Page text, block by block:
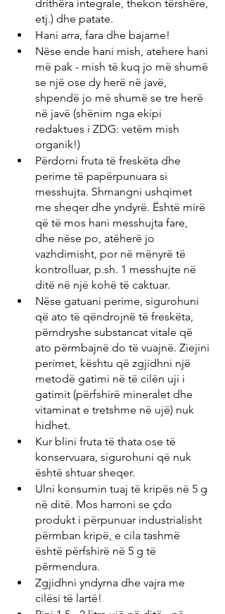
drithëra integrale, thekon tërshëre,
etj.) dhe patate.
Hani arra, fara dhe bajame!
Nëse ende hani mish, atehere hani
më pak - mish të kuq jo më shumë
se një ose dy herë në javë,
shpendë jo më shumë se tre herë
në javë (shënim nga ekipi
redaktues i ZDG: vetëm mish
organik!)
Përdorni fruta të freskëta dhe
perime të papërpunuara si
messhujta. Shmangni ushqimet
me sheqer dhe yndyrë. Është mirë
që të mos hani messhujta fare,
dhe nëse po, atëherë jo
vazhdimisht, por në mënyrë të
kontrolluar, p.sh. 1 messhujte në
ditë në një kohë të caktuar.
Nëse gatuani perime, sigurohuni
që ato të qëndrojnë të freskëta,
përndryshe substancat vitale që
ato përmbajnë do të vuajnë. Ziejini
perimet, kështu që zgjidhni një
metodë gatimi në të cilën uji i
gatimit (përfshirë mineralet dhe
vitaminat e tretshme në ujë) nuk
hidhet.
Kur blini fruta të thata ose të
konservuara, sigurohuni që nuk
është shtuar sheqer.
Ulni konsumin tuaj të kripës në 5 g
në ditë. Mos harroni se çdo
produkt i përpunuar industrialisht
përmban kripë, e cila tashmë
është përfshirë në 5 g të
përmendura.
Zgjidhni yndyrna dhe vajra me
cilësi të lartë!